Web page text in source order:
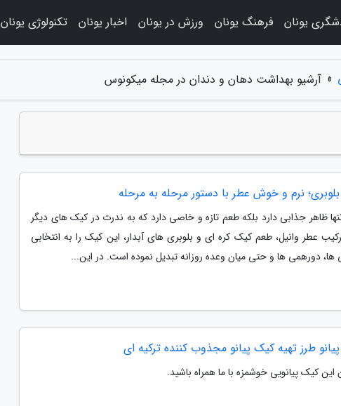
» آرشیو بهداشت دهان و دندان در مجله میکونوس
نرم و خوش عطر با دستور مرحله به مرحله
ظاهر جذابی دارد بلکه طعم تازه و خاصی دارد که به ندرت در کیک های دیگر
عطر وانیل، طعم کیک کره ای و بلوبری های آبدار، این کیک را به انتخابی
ها، دورهمی ها و حتی میان وعده روزانه تبدیل نموده است. در این...
طرز تهیه کیک پیانو مجذوب کننده ترکیه ای
کیک پیانویی خوشمزه با ما همراه باشید.
یونان فرهنگ یونان ورزش در یونان اخبار یونان تکنولوژی یونان